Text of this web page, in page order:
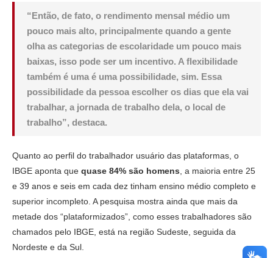
“Então, de fato, o rendimento mensal médio um
pouco mais alto, principalmente quando a gente
olha as categorias de escolaridade um pouco mais
baixas, isso pode ser um incentivo. A flexibilidade
também é uma é uma possibilidade, sim. Essa
possibilidade da pessoa escolher os dias que ela vai
trabalhar, a jornada de trabalho dela, o local de
trabalho”, destaca.
Quanto ao perfil do trabalhador usuário das plataformas, o
IBGE aponta que quase 84% são homens, a maioria entre 25
e 39 anos e seis em cada dez tinham ensino médio completo e
superior incompleto. A pesquisa mostra ainda que mais da
metade dos “plataformizados”, como esses trabalhadores são
chamados pelo IBGE, está na região Sudeste, seguida da
Nordeste e da Sul.